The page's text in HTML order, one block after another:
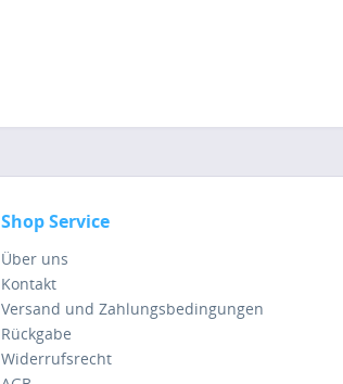
Shop Service
Über uns
Kontakt
Versand und Zahlungsbedingungen
Rückgabe
Widerrufsrecht